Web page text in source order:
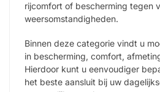
rijcomfort of bescherming tegen
weersomstandigheden.
Binnen deze categorie vindt u
in bescherming, comfort,
Hierdoor kunt u eenvoudiger
het beste aansluit bij uw